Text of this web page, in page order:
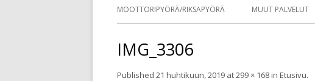
MOOTTORIPYÖRÄ/RIKSAPYÖRÄ MUUT PALVELUT
IMG_3306
Published 21 huhtikuun, 2019 at299 × 168in Etusivu.